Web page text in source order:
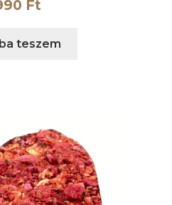
Ft
teszem